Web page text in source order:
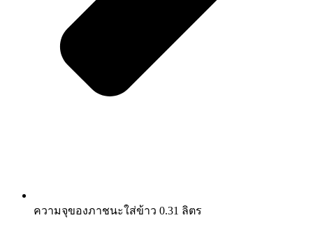
ความจุของภาชนะใส่ข้าว 0.31 ลิตร